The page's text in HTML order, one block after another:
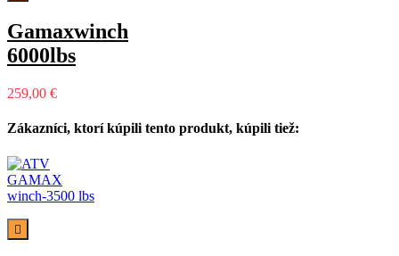
Gamaxwinch
6000lbs
259,00 €
Zákazníci, ktorí kúpili tento produkt, kúpili tiež:
